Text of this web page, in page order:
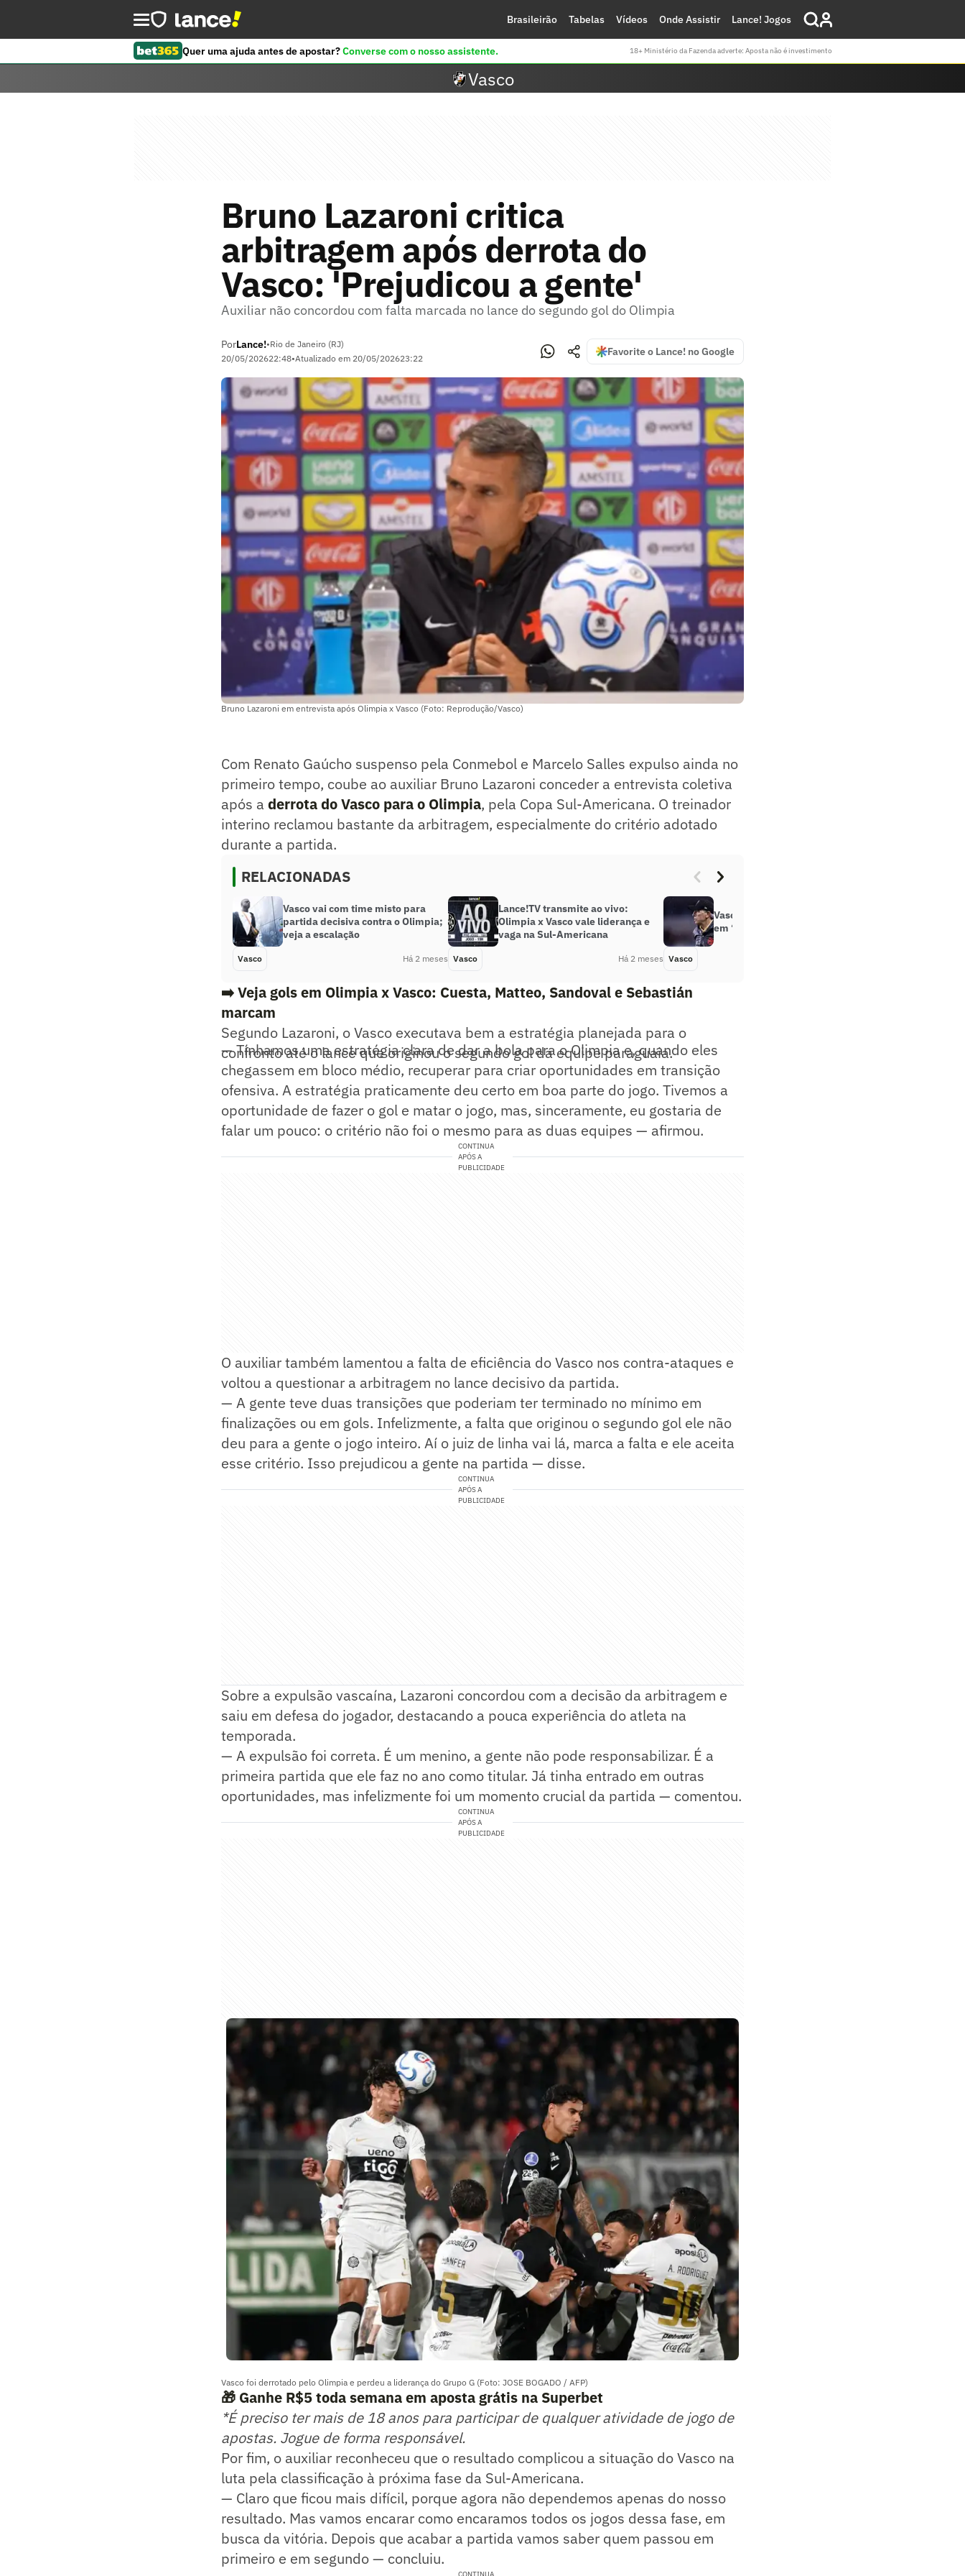
Brasileirão Tabelas Vídeos Onde Assistir Lance! Jogos
Quer uma ajuda antes de apostar?Converse com o nosso assistente. 18+ Ministério da Fazenda adverte: Aposta não é investimento
Vasco
Bruno Lazaroni critica
arbitragem após derrota do
Vasco: 'Prejudicou a gente'
Auxiliar não concordou com falta marcada no lance do segundo gol do Olimpia
PorLance!•Rio de Janeiro (RJ)
20/05/202622:48•Atualizado em 20/05/202623:22
Favorite o Lance! no Google
Bruno Lazaroni em entrevista após Olimpia x Vasco (Foto: Reprodução/Vasco)
Com Renato Gaúcho suspenso pela Conmebol e Marcelo Salles expulso ainda no
primeiro tempo, coube ao auxiliar Bruno Lazaroni conceder a entrevista coletiva
após a derrota do Vasco para o Olimpia, pela Copa Sul-Americana. O treinador
interino reclamou bastante da arbitragem, especialmente do critério adotado
durante a partida.
RELACIONADAS
Vasco vai com time misto para
partida decisiva contra o Olimpia;
veja a escalação
Vasco Há 2 meses
Lance!TV transmite ao vivo:
Olimpia x Vasco vale liderança e
vaga na Sul-Americana
Vasco Há 2 meses
Vasco coloca planejamento à prova
em ‘decisão’ contra o Olimpia
Vasco
➡️Veja gols em Olimpia x Vasco: Cuesta, Matteo, Sandoval e Sebastián
marcam
Segundo Lazaroni, o Vasco executava bem a estratégia planejada para o
confronto até o lance que originou o segundo gol da equipe paraguaia.
— Tínhamos uma estratégia clara de dar a bola para o Olimpia e, quando eles
chegassem em bloco médio, recuperar para criar oportunidades em transição
ofensiva. A estratégia praticamente deu certo em boa parte do jogo. Tivemos a
oportunidade de fazer o gol e matar o jogo, mas, sinceramente, eu gostaria de
falar um pouco: o critério não foi o mesmo para as duas equipes — afirmou.
CONTINUA
APÓS A
PUBLICIDADE
O auxiliar também lamentou a falta de eficiência do Vasco nos contra-ataques e
voltou a questionar a arbitragem no lance decisivo da partida.
— A gente teve duas transições que poderiam ter terminado no mínimo em
finalizações ou em gols. Infelizmente, a falta que originou o segundo gol ele não
deu para a gente o jogo inteiro. Aí o juiz de linha vai lá, marca a falta e ele aceita
esse critério. Isso prejudicou a gente na partida — disse.
CONTINUA
APÓS A
PUBLICIDADE
Sobre a expulsão vascaína, Lazaroni concordou com a decisão da arbitragem e
saiu em defesa do jogador, destacando a pouca experiência do atleta na
temporada.
— A expulsão foi correta. É um menino, a gente não pode responsabilizar. É a
primeira partida que ele faz no ano como titular. Já tinha entrado em outras
oportunidades, mas infelizmente foi um momento crucial da partida — comentou.
CONTINUA
APÓS A
PUBLICIDADE
Vasco foi derrotado pelo Olimpia e perdeu a liderança do Grupo G (Foto: JOSE BOGADO / AFP)
🎁 Ganhe R$5 toda semana em aposta grátis na Superbet
*É preciso ter mais de 18 anos para participar de qualquer atividade de jogo de
apostas. Jogue de forma responsável.
Por fim, o auxiliar reconheceu que o resultado complicou a situação do Vasco na
luta pela classificação à próxima fase da Sul-Americana.
— Claro que ficou mais difícil, porque agora não dependemos apenas do nosso
resultado. Mas vamos encarar como encaramos todos os jogos dessa fase, em
busca da vitória. Depois que acabar a partida vamos saber quem passou em
primeiro e em segundo — concluiu.